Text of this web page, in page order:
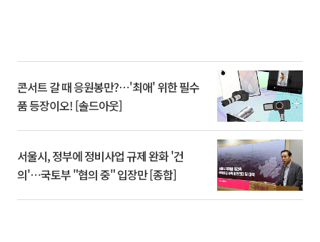
콘서트 갈 때 응원봉만?⋯'최애' 위한 필수
품 등장이오! [솔드아웃]
서울시, 정부에 정비사업 규제 완화 '건
의'⋯국토부 "협의 중" 입장만 [종합]